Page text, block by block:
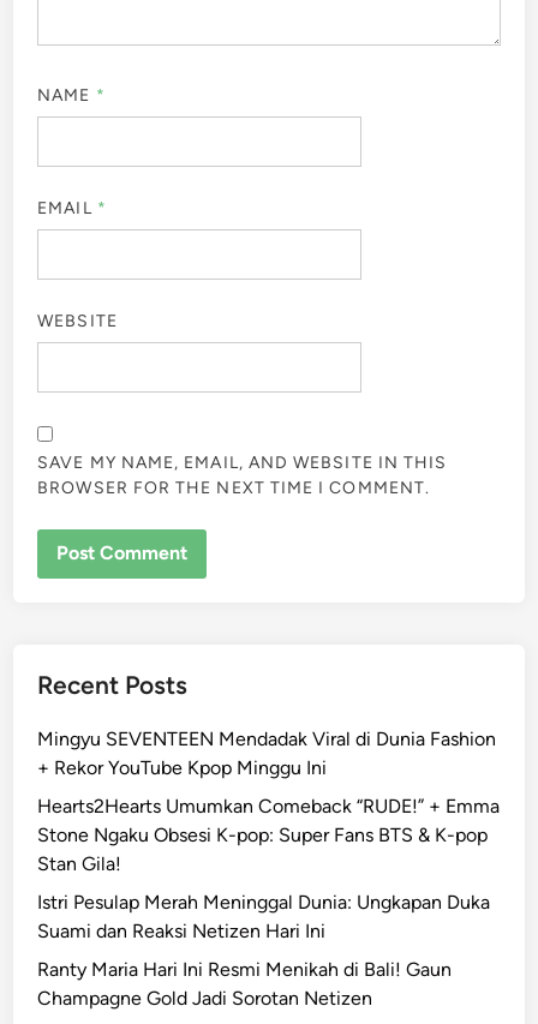
NAME *
EMAIL *
WEBSITE
SAVE MY NAME, EMAIL, AND WEBSITE IN THIS
BROWSER FOR THE NEXT TIME I COMMENT.
Recent Posts
Mingyu SEVENTEEN Mendadak Viral di Dunia Fashion
+ Rekor YouTube Kpop Minggu Ini
Hearts2Hearts Umumkan Comeback “RUDE!” + Emma
Stone Ngaku Obsesi K-pop: Super Fans BTS & K-pop
Stan Gila!
Istri Pesulap Merah Meninggal Dunia: Ungkapan Duka
Suami dan Reaksi Netizen Hari Ini
Ranty Maria Hari Ini Resmi Menikah di Bali! Gaun
Champagne Gold Jadi Sorotan Netizen